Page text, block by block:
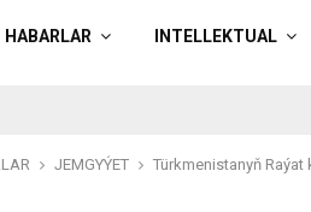
HABARLAR INTELLEKTUAL
JEMGYÝET Türkmenistanyň